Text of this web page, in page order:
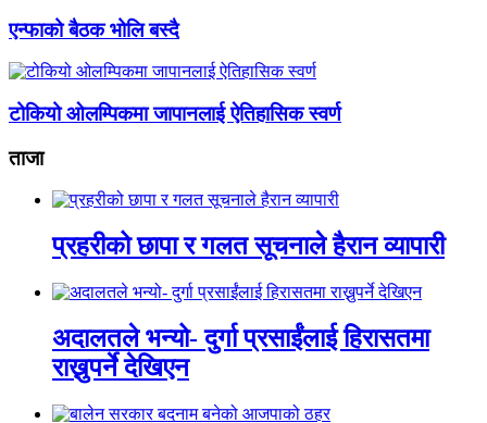
एन्फाको बैठक भोलि बस्दै
टोकियो ओलम्पिकमा जापानलाई ऐतिहासिक स्वर्ण
ताजा
प्रहरीको छापा र गलत सूचनाले हैरान व्यापारी
अदालतले भन्यो- दुर्गा प्रसाईंलाई हिरासतमा
राख्नुपर्ने देखिएन